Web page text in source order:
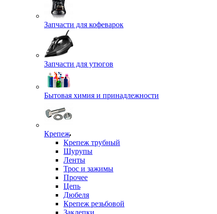
Запчасти для кофеварок
Запчасти для утюгов
Бытовая химия и принадлежности
Крепеж
Крепеж трубный
Шурупы
Ленты
Трос и зажимы
Прочее
Цепь
Дюбеля
Крепеж резьбовой
Заклепки